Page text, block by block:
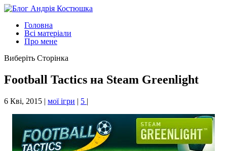
Головна
Всі матеріали
Про мене
Виберіть Сторінка
Football Tactics на Steam Greenlight
6 Кві, 2015 | мої ігри | 5 |